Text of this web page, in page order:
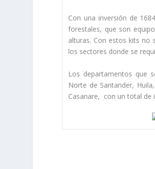
Con una inversión de
forestales, que son
alturas. Con estos kits no
los sectores donde se
Los departamentos que
Norte de Santander,
Casanare, con un total de